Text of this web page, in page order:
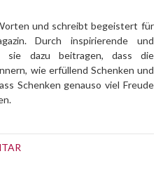
und schreibt begeistert für
Durch inspirierende und
sie dazu beitragen, dass die
wie erfüllend Schenken und
Schenken genauso viel Freude